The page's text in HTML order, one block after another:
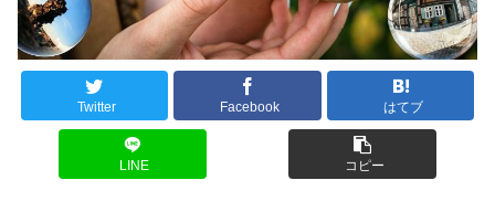
Twitter Facebook はてブ
LINE コピー